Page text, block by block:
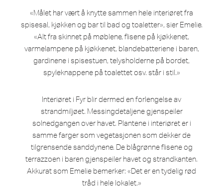
«Målet har vært å knytte sammen hele interiøret fra
spisesal, kjøkken og bar til bad og toaletter», sier Emelie.
«Alt fra skinnet på møblene, flisene på kjøkkenet,
varmelampene på kjøkkenet, blandebatteriene i baren,
gardinene i spisestuen, telysholderne på bordet,
spyleknappene på toalettet osv. står i stil.»
Interiøret i Fyr blir dermed en forlengelse av
strandmiljøet. Messingdetaljene gjenspeiler
solnedgangen over havet. Plantene i interiøret er i
samme farger som vegetasjonen som dekker de
tilgrensende sanddynene. De blågrønne flisene og
terrazzoen i baren gjenspeiler havet og strandkanten.
Akkurat som Emelie bemerker: «Det er en tydelig rød
tråd i hele lokalet.»